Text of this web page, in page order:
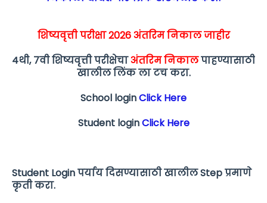
शिष्यवृत्ती परीक्षा 2026 अंतरिम निकाल जाहीर
4थी, 7वी शिष्यवृत्ती परीक्षेचाअंतरिम निकालपाहण्यासाठी
खालील लिंक ला टच करा.
School loginClick Here
Student loginClick Here
Student Login पर्याय दिसण्यासाठी खालील Step प्रमाणे
कृती करा.